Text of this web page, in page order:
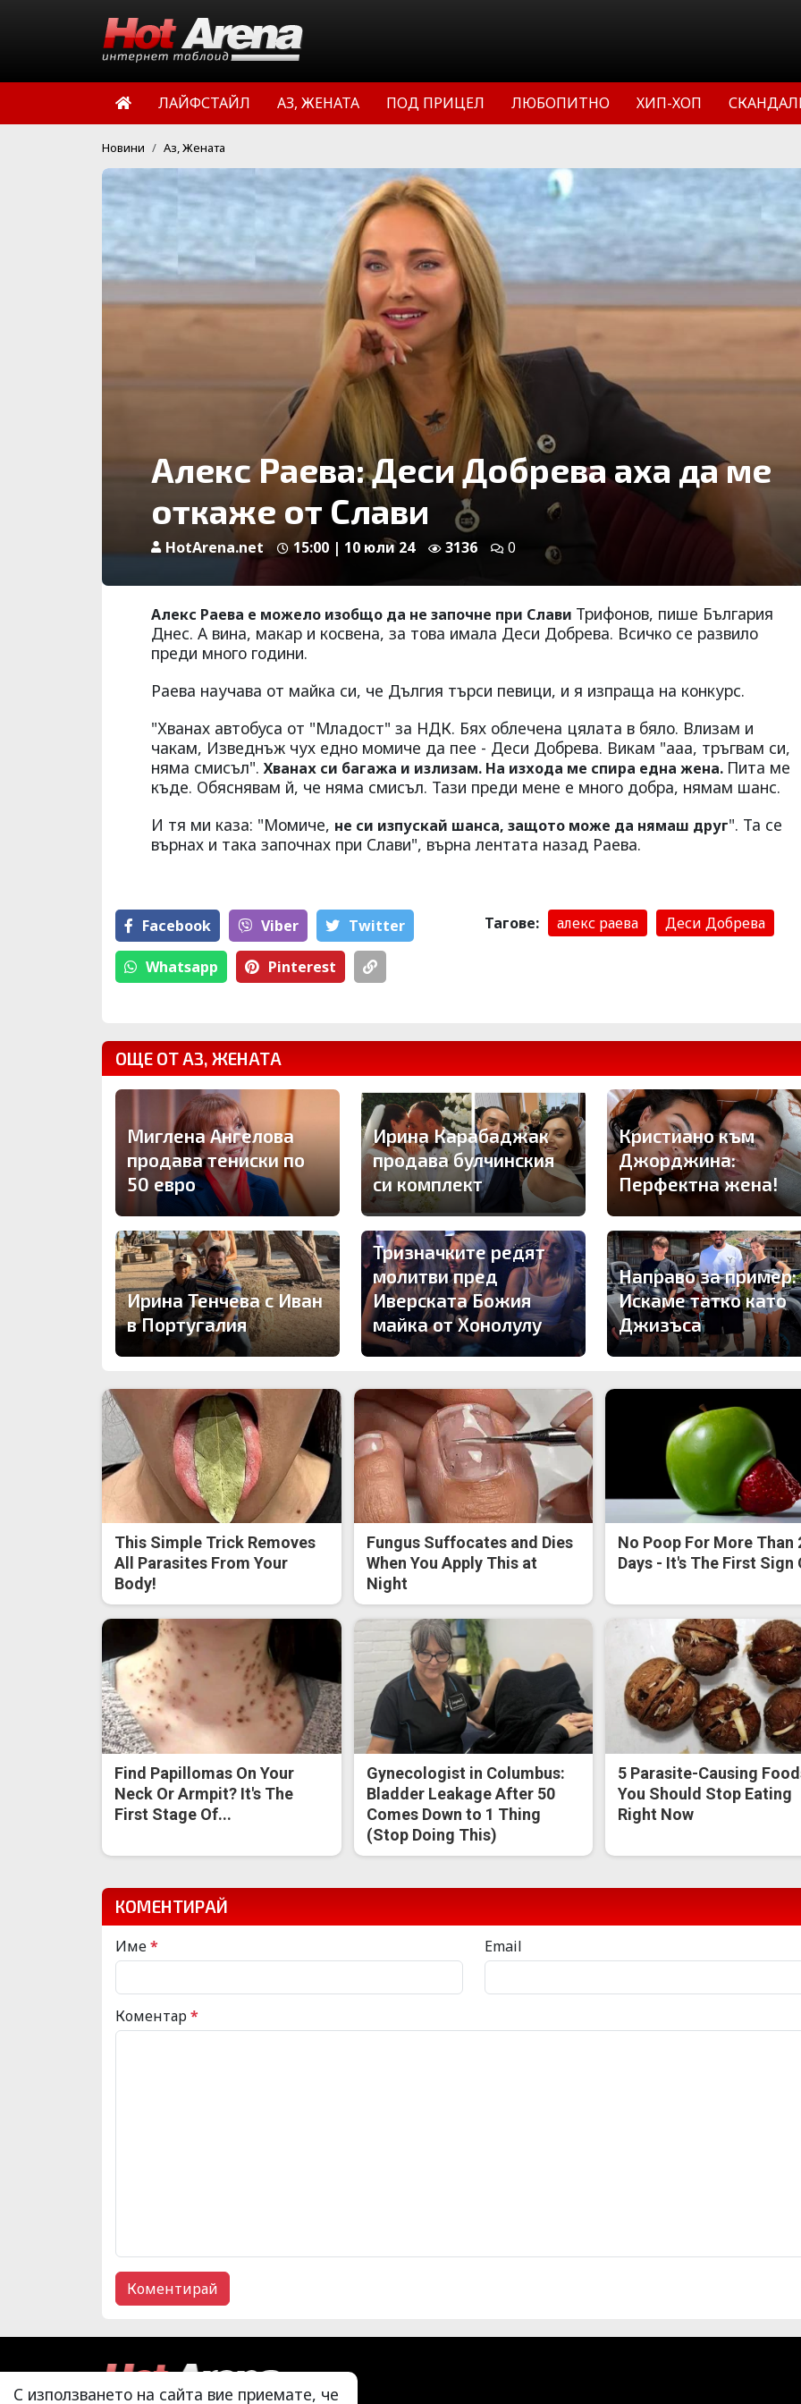
ЛАЙФСТАЙЛ АЗ, ЖЕНАТА ПОД ПРИЦЕЛ ЛЮБОПИТНО ХИП-ХОП
Новини Аз, Жената
Алекс Раева: Деси Добрева аха да ме
откаже от Слави
HotArena.net 15:00 | 10 юли 24 3136 0
Алекс Раева е можело изобщо да не започне при Слави Трифонов, пише България
Днес. А вина, макар и косвена, за това имала Деси Добрева. Всичко се развило
преди много години.
Раева научава от майка си, че Дългия търси певици, и я изпраща на конкурс.
"Хванах автобуса от "Младост" за НДК. Бях облечена цялата в бяло. Влизам и
чакам, Изведнъж чух едно момиче да пее - Деси Добрева. Викам "ааа, тръгвам си,
няма смисъл".Хванах си багажа и излизам. На изхода ме спира една жена. Пита ме
къде. Обяснявам й, че няма смисъл. Тази преди мене е много добра, нямам шанс.
И тя ми каза: "Момиче, не си изпускай шанса, защото може да нямаш друг". Та се
върнах и така започнах при Слави", върна лентата назад Раева.
Facebook Viber Тwitter
Whatsapp Pinterest
Тагове: алекс раева Деси Добрева
ОЩЕ ОТ АЗ, ЖЕНАТА
Миглена Ангелова
продава тениски по
50 евро
Ирина Карабаджак
продава булчинския
си комплект
Кристиано към
Джорджина:
Перфектна жена!
Ирина Тенчева с Иван
в Португалия
Тризначките редят
молитви пред
Иверската Божия
майка от Хонолулу
Направо за пример:
Искаме татко като
Джизъса
This Simple Trick Removes
All Parasites From Your
Body!
Fungus Suffocates and Dies
When You Apply This at
Night
No Poop For More Than
Days - It's The First Sign
Find Papillomas On Your
Neck Or Armpit? It's The
First Stage Of...
Gynecologist in Columbus:
Bladder Leakage After 50
Comes Down to 1 Thing
(Stop Doing This)
5 Parasite-Causing
You Should Stop Eating
Right Now
КОМЕНТИРАЙ
Име* Email
Коментар*
С използването на сайта вие приемате, че